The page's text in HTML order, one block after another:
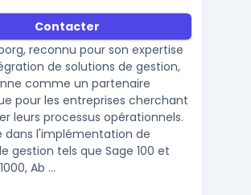
Contacter
reconnu pour son expertise
de solutions de gestion,
comme un partenaire
pour les entreprises cherchant
leurs processus opérationnels.
dans l'implémentation de
gestion tels que Sage 100 et
Ab ...